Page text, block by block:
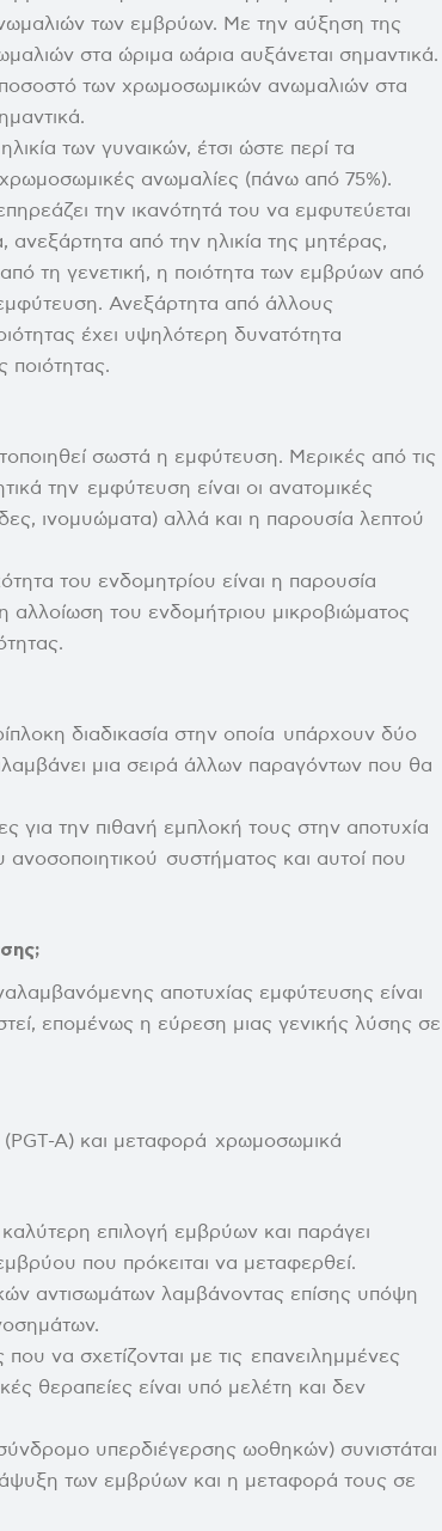
των εμβρύων. Με την αύξηση της
στα ώριμα ωάρια αυξάνεται σημαντικά.
ποσοστό των χρωμοσωμικών ανωμαλιών στα
των γυναικών, έτσι ώστε περί τα
ανωμαλίες (πάνω από 75%).
την ικανότητά του να εμφυτεύεται
από την ηλικία της μητέρας,
τη γενετική, η ποιότητα των εμβρύων από
Ανεξάρτητα από άλλους
έχει υψηλότερη δυνατότητα
σωστά η εμφύτευση. Μερικές από τις
την εμφύτευση είναι οι ανατομικές
ινομυώματα) αλλά και η παρουσία λεπτού
του ενδομητρίου είναι η παρουσία
του ενδομήτριου μικροβιώματος
διαδικασία στην οποία υπάρχουν δύο
μια σειρά άλλων παραγόντων που θα
για την πιθανή εμπλοκή τους στην αποτυχία
συστήματος και αυτοί που
αποτυχίας εμφύτευσης είναι
επομένως η εύρεση μιας γενικής λύσης σε
A) και μεταφορά χρωμοσωμικά
επιλογή εμβρύων και παράγει
που πρόκειται να μεταφερθεί.
αντισωμάτων λαμβάνοντας επίσης υπόψη
να σχετίζονται με τις επανειλημμένες
θεραπείες είναι υπό μελέτη και δεν
υπερδιέγερσης ωοθηκών) συνιστάται
των εμβρύων και η μεταφορά τους σε